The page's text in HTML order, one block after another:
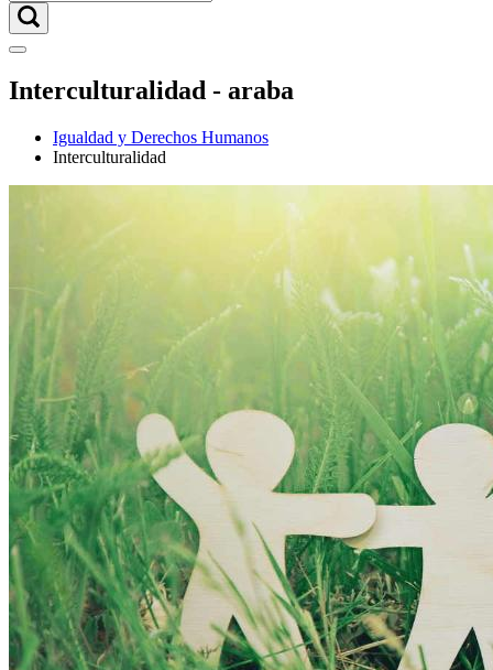
Interculturalidad - araba
Igualdad y Derechos Humanos
Interculturalidad